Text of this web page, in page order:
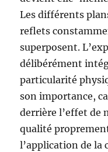
Les différents
reflets
superposent.
délibérément
particularité
son importance,
derrière l’effet de
qualité
l’application de la